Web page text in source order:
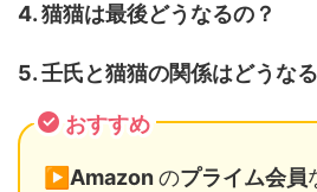
4. 猫猫は最後どうなるの？
5. 壬氏と猫猫の関係はどうな
おすすめ
▶️Amazonのプライム会員